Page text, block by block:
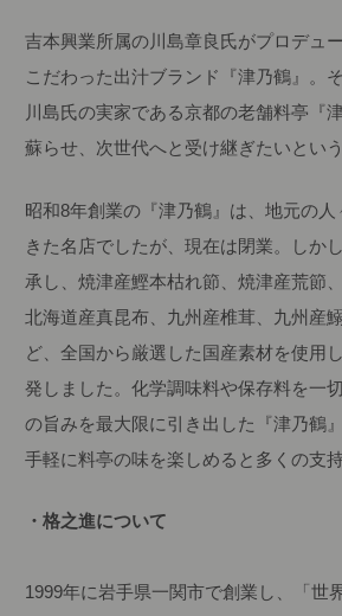
吉本興業所属の川島章良氏がプロデュ
こだわった出汁ブランド『津乃鶴』。
川島氏の実家である京都の老舗料亭『
蘇らせ、次世代へと受け継ぎたいとい
昭和8年創業の『津乃鶴』は、地元の人
きた名店でしたが、現在は閉業。しか
承し、焼津産鰹本枯れ節、焼津産荒節
北海道産真昆布、九州産椎茸、九州産
ど、全国から厳選した国産素材を使用
発しました。化学調味料や保存料を一
の旨みを最大限に引き出した『津乃鶴
手軽に料亭の味を楽しめると多くの支
・格之進について
1999年に岩手県一関市で創業し、「世